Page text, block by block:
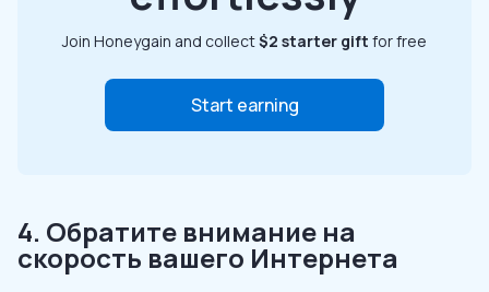
Join Honeygain and collect$2 starter gift for free
Start earning
4. Обратите внимание на
скорость вашего Интернета